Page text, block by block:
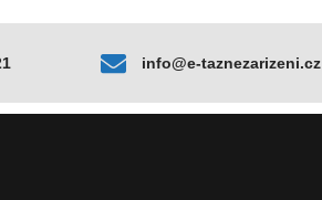
info@e-taznezarizeni.cz